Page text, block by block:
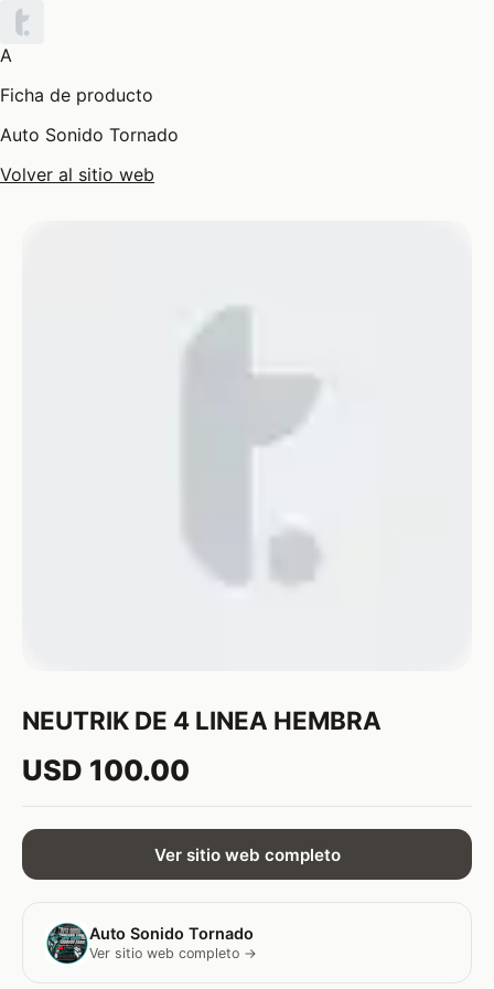
A
Ficha de producto
Auto Sonido Tornado
Volver al sitio web
NEUTRIK DE 4 LINEA HEMBRA
USD 100.00
Ver sitio web completo
Auto Sonido Tornado
Ver sitio web completo →